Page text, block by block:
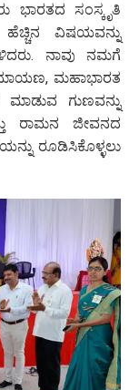
ಭಾರತದ ಸಂಸ್ಕೃತಿ
ವಿಷಯವನ್ನು
ನಾವು ನಮಗೆ
ಮಹಾಭಾರತ
ಗುಣವನ್ನು
ರಾಮನ ಜೀವನದ
ರೂಡಿಸಿಕೊಳ್ಳಲು